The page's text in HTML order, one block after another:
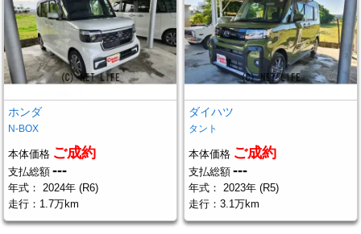
ホンダ
N-BOX
本体価格 ご成約
支払総額 ---
年式： 2024年 (R6)
走行： 1.7万km
ダイハツ
タント
本体価格 ご成約
支払総額 ---
年式： 2023年 (R5)
走行：3.1万km